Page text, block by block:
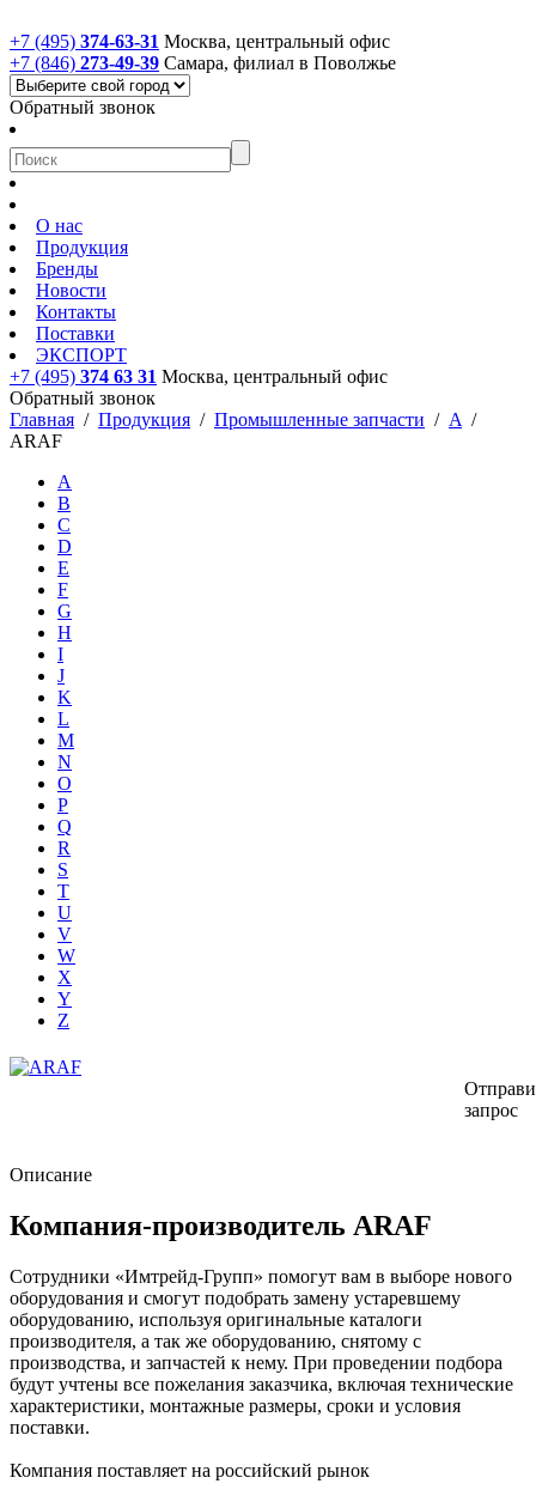
+7 (495) 374-63-31 Москва, центральный офис
+7 (846) 273-49-39 Самара, филиал в Поволжье
Обратный звонок
О нас
Продукция
Бренды
Новости
Контакты
Поставки
ЭКСПОРТ
+7 (495) 374 63 31 Москва, центральный офис
Обратный звонок
Главная / Продукция / Промышленные запчасти / A /
ARAF
A
B
C
D
E
F
G
H
I
J
K
L
M
N
O
P
Q
R
S
T
U
V
W
X
Y
Z
запрос
Описание
Компания-производитель ARAF
Сотрудники «Имтрейд-Групп» помогут вам в выборе нового
оборудования и смогут подобрать замену устаревшему
оборудованию, используя оригинальные каталоги
производителя, а так же оборудованию, снятому с
производства, и запчастей к нему. При проведении подбора
будут учтены все пожелания заказчика, включая технические
характеристики, монтажные размеры, сроки и условия
поставки.
Компания поставляет на российский рынок